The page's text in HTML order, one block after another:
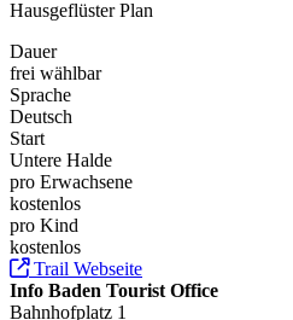
Hausgeflüster Plan
Dauer
frei wählbar
Sprache
Deutsch
Start
Untere Halde
pro Erwachsene
kostenlos
pro Kind
kostenlos
Trail Webseite
Info Baden Tourist Office
Bahnhofplatz 1